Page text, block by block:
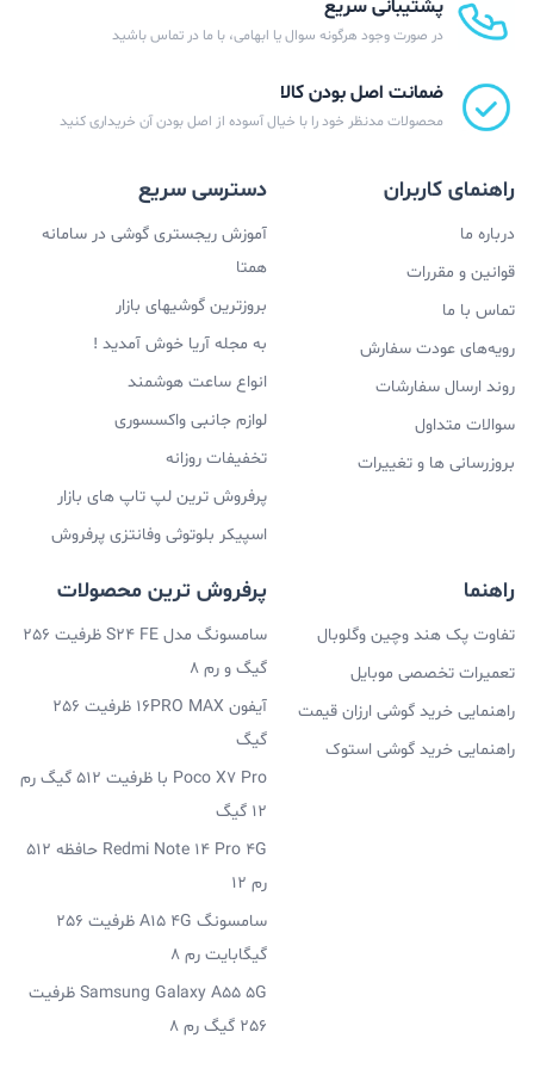
پشتیبانی سریع
در صورت وجود هرگونه سوال یا ابهامی، با ما در تماس باشید
ضمانت اصل بودن کالا
محصولات مدنظر خود را با خیال آسوده از اصل بودن آن خریداری کنید
راهنمای کاربران
درباره ما
قوانین و مقررات
تماس با ما
رویه‌های عودت سفارش
روند ارسال سفارشات
سوالات متداول
بروزرسانی ها و تغییرات
دسترسی سریع
آموزش ریجستری گوشی در سامانه
همتا
بروزترین گوشیهای بازار
به مجله آریا خوش آمدید !
انواع ساعت هوشمند
لوازم جانبی واکسسوری
تخفیفات روزانه
پرفروش ترین لپ تاپ های بازار
اسپیکر بلوتوثی وفانتزی پرفروش
راهنما
تفاوت پک هند وچین وگلوبال
تعمیرات تخصصی موبایل
راهنمایی خرید گوشی ارزان قیمت
راهنمایی خرید گوشی استوک
پرفروش ترین محصولات
سامسونگ مدل S24 FE ظرفیت 256
گیگ و رم 8
آیفون 16PRO MAX ظرفیت 256
گیگ
Poco X7 Pro با ظرفیت 512 گیگ رم
12 گیگ
Redmi Note 14 Pro 4G حافظه 512
رم 12
سامسونگ A15 4G ظرفیت 256
گیگابایت رم 8
Samsung Galaxy A55 5G ظرفیت
256 گیگ رم 8